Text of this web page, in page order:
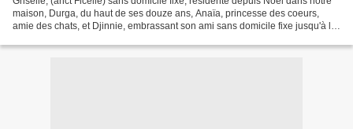
maison, Durga, du haut de ses douze ans, Anaïa, princesse des coeurs,
amie des chats, et Djinnie, embrassant son ami sans domicile fixe jusqu'à la